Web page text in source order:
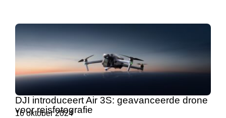
DJI introduceert Air 3S: geavanceerde drone
voor reisfotografie
16 oktober 2024